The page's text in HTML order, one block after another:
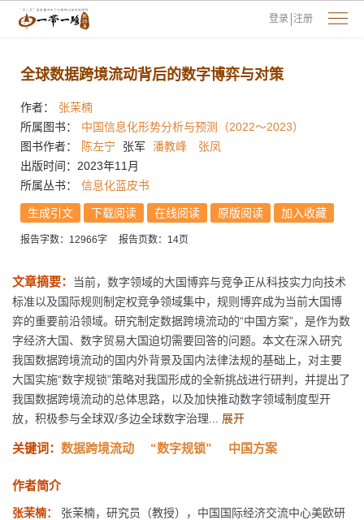
登录 注册
全球数据跨境流动背后的数字博弈与对策
作者：
张茉楠
所属图书：
中国信息化形势分析与预测（2022～2023）
图书作者：
陈左宁 张军 潘教峰
张凤
出版时间：2023年11月
所属丛书：
信息化蓝皮书
生成引文 下载阅读 在线阅读 原版阅读 加入收藏
报告字数：12966字 报告页数：14页
文章摘要：
当前，数字领域的大国博弈与竞争正从科技实力向技术
标准以及国际规则制定权竞争领域集中，规则博弈成为当前大国博
弈的重要前沿领域。研究制定数据跨境流动的“中国方案”，是作为数
字经济大国、数字贸易大国迫切需要回答的问题。本文在深入研究
我国数据跨境流动的国内外背景及国内法律法规的基础上，对主要
大国实施“数字规锁”策略对我国形成的全新挑战进行研判，并提出了
我国数据跨境流动的总体思路，以及加快推动数字领域制度型开
放，积极参与全球双/多边全球数字治理... 展开
关键词： 数据跨境流动 “数字规锁” 中国方案
作者简介
张茉楠：
张茉楠，研究员（教授），中国国际经济交流中心美欧研